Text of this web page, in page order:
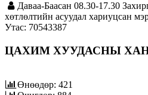
Даваа-Баасан 08.30-17.30
хөтлөлтийн асуудал хариуцсан
Утас: 70543387
ЦАХИМ ХУУДАСНЫ
Өнөөдөр: 421